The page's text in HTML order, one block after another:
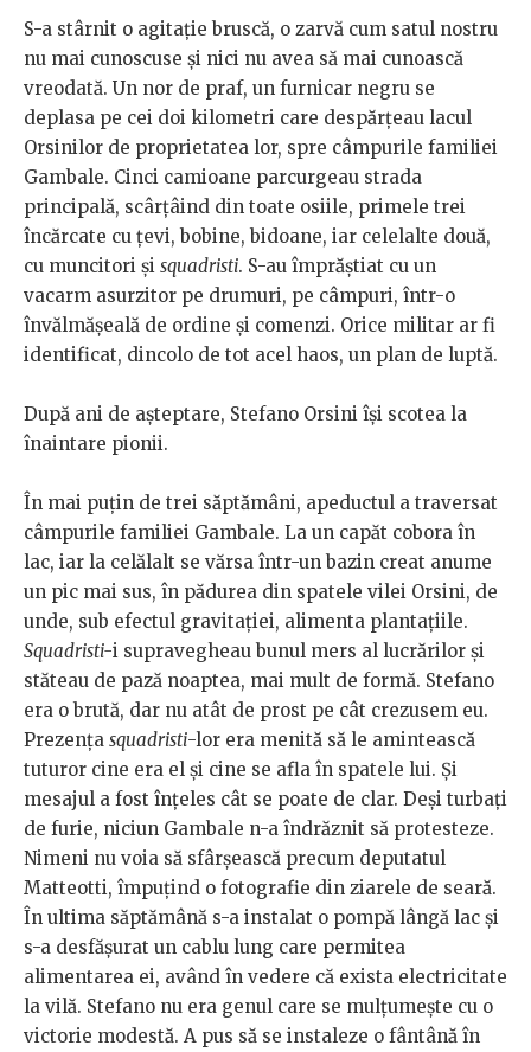
S-a stârnit o agitație bruscă, o zarvă cum satul nostru
nu mai cunoscuse și nici nu avea să mai cunoască
vreodată. Un nor de praf, un furnicar negru se
deplasa pe cei doi kilometri care despărțeau lacul
Orsinilor de proprietatea lor, spre câmpurile familiei
Gambale. Cinci camioane parcurgeau strada
principală, scârțâind din toate osiile, primele trei
încărcate cu țevi, bobine, bidoane, iar celelalte două,
cu muncitori și squadristi. S-au împrăștiat cu un
vacarm asurzitor pe drumuri, pe câmpuri, într-o
învălmășeală de ordine și comenzi. Orice militar ar fi
identificat, dincolo de tot acel haos, un plan de luptă.
După ani de așteptare, Stefano Orsini își scotea la
înaintare pionii.
În mai puțin de trei săptămâni, apeductul a traversat
câmpurile familiei Gambale. La un capăt cobora în
lac, iar la celălalt se vărsa într-un bazin creat anume
un pic mai sus, în pădurea din spatele vilei Orsini, de
unde, sub efectul gravitației, alimenta plantațiile.
Squadristi-i supravegheau bunul mers al lucrărilor și
stăteau de pază noaptea, mai mult de formă. Stefano
era o brută, dar nu atât de prost pe cât crezusem eu.
Prezența squadristi-lor era menită să le amintească
tuturor cine era el și cine se afla în spatele lui. Și
mesajul a fost înțeles cât se poate de clar. Deși turbați
de furie, niciun Gambale n-a îndrăznit să protesteze.
Nimeni nu voia să sfârșească precum deputatul
Matteotti, împuțind o fotografie din ziarele de seară.
În ultima săptămână s-a instalat o pompă lângă lac și
s-a desfășurat un cablu lung care permitea
alimentarea ei, având în vedere că exista electricitate
la vilă. Stefano nu era genul care se mulțumește cu o
victorie modestă. A pus să se instaleze o fântână în